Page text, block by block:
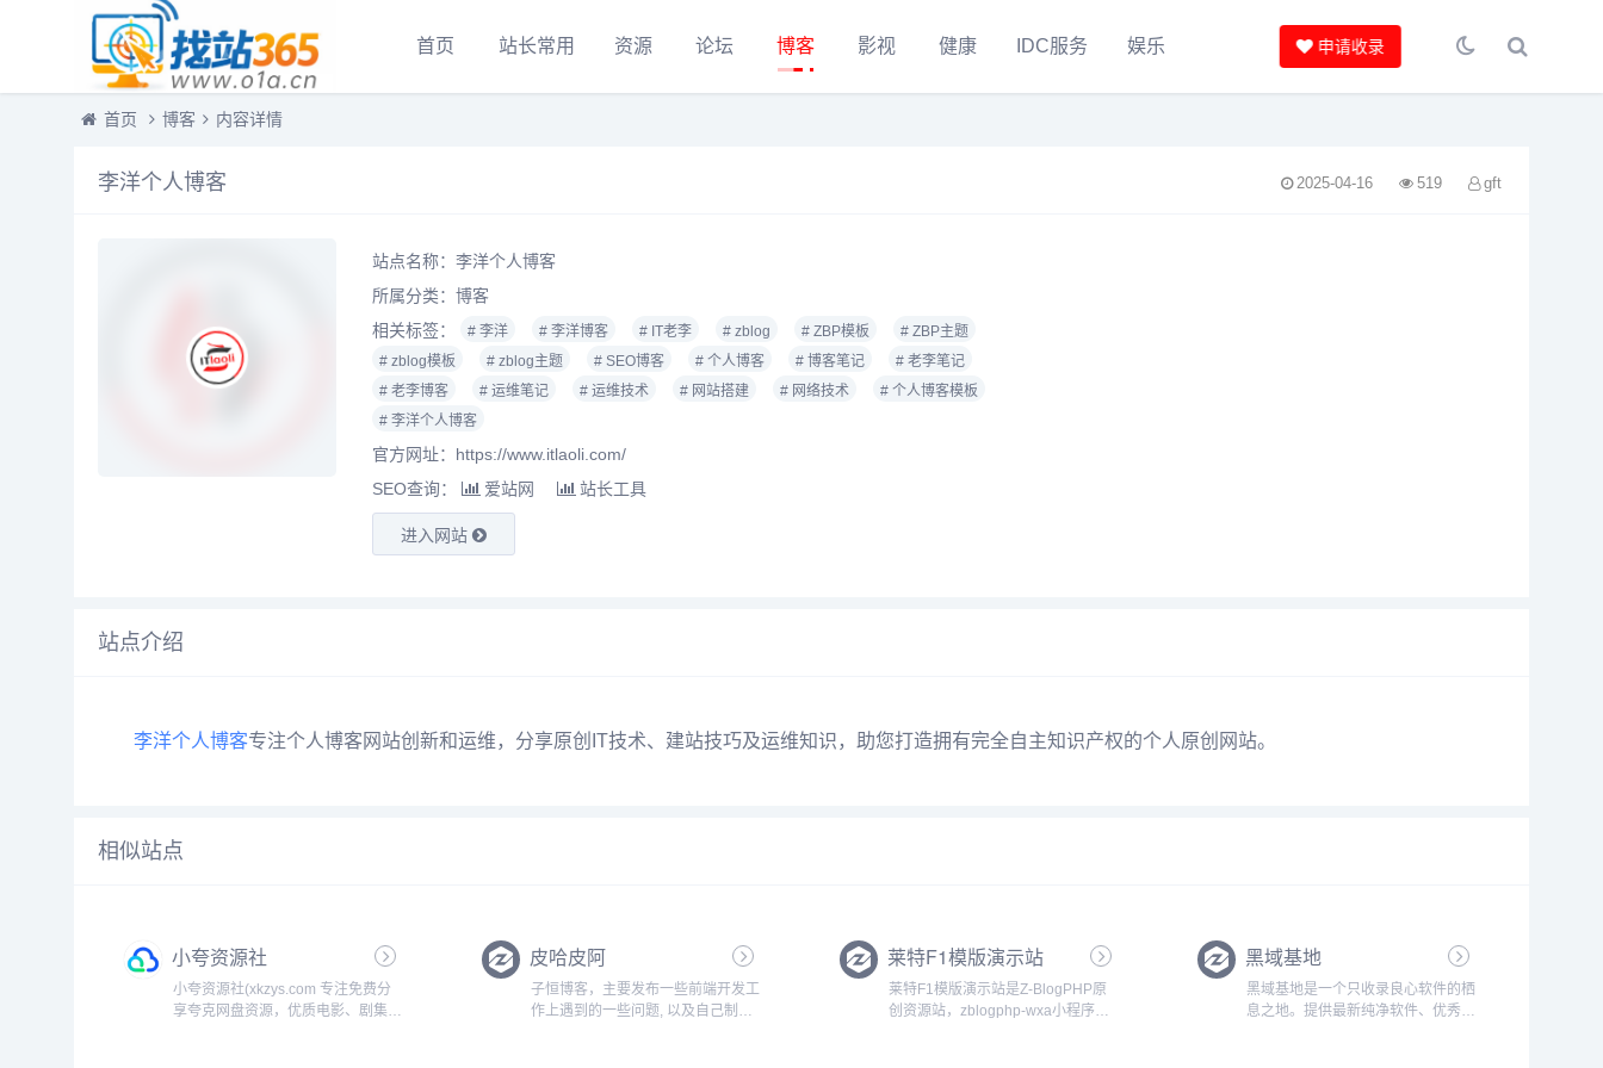
首页 站长常用 资源 论坛 博客 影视 健康 IDC服务 娱乐 申请收录
首页 博客 内容详情
李洋个人博客 2025-04-16 519 gft
站点名称：李洋个人博客
所属分类： 博客
相关标签：
# 李洋 # 李洋博客 # IT老李 # zblog # ZBP模板
# ZBP主题
# zblog模板
# zblog主题 # SEO博客 # 个人博客 # 博客笔记
# 老李笔记
# 老李博客
# 运维笔记 # 运维技术 # 网站搭建 # 网络技术
# 个人博客模板
# 李洋个人博客
官方网址：https://www.itlaoli.com/
SEO查询：
爱站网 站长工具
进入网站
站点介绍
李洋个人博客专注个人博客网站创新和运维，分享原创IT技术、建站技巧及运维知识，助您打造拥有完全自主知识产权的个人原创网站。
相似站点
小夸资源社
小夸资源社(xkzys.com 专注免费分
享夸克网盘资源，优质电影、剧集、
皮哈皮阿
子恒博客，主要发布一些前端开发工
作上遇到的一些问题, 以及自己制作
莱特F1模版演示站
莱特F1模版演示站是Z-BlogPHP原
创资源站，zblogphp-wxa小程序开
黑域基地
黑域基地是一个只收录良心软件的栖
息之地。提供最新纯净软件、优秀实